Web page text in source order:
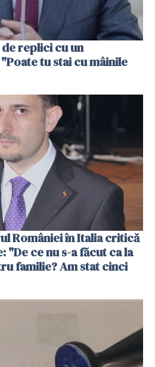
replici cu un
tu stai cu mâinile
României în Italia critică
ce nu s-a făcut ca la
familie? Am stat cinci